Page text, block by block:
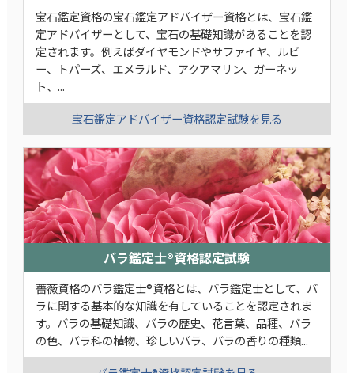
宝石鑑定資格の宝石鑑定アドバイザー資格とは、宝石鑑
定アドバイザーとして、宝石の基礎知識があることを認
定されます。例えばダイヤモンドやサファイヤ、ルビ
ー、トパーズ、エメラルド、アクアマリン、ガーネッ
ト、...
宝石鑑定アドバイザー資格認定試験を見る
バラ鑑定士®資格認定試験
薔薇資格のバラ鑑定士®資格とは、バラ鑑定士として、バ
ラに関する基本的な知識を有していることを認定されま
す。バラの基礎知識、バラの歴史、花言葉、品種、バラ
の色、バラ科の植物、珍しいバラ、バラの香りの種類...